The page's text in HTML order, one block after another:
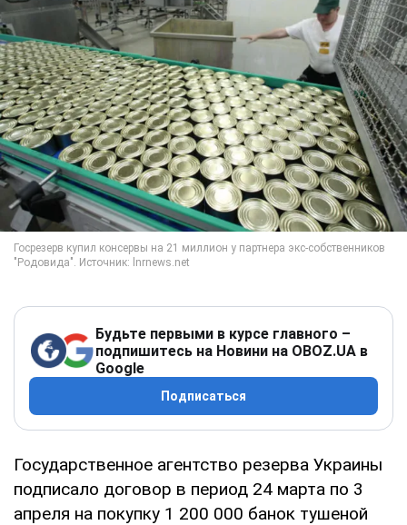
Будьте первыми в курсе главного –
подпишитесь на Новини на OBOZ.UA в
Google
Подписаться
Государственное агентство резерва Украины
подписало договор в период 24 марта по 3
апреля на покупку 1 200 000 банок тушеной